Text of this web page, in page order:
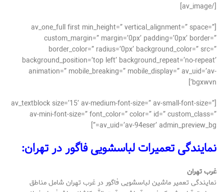
[/av_image]
[av_one_full first min_height=” vertical_alignment=” space=”
custom_margin=” margin=’0px’ padding=’0px’ border=”
border_color=” radius=’0px’ background_color=” src=”
background_position=’top left’ background_repeat=’no-repeat’
animation=” mobile_breaking=” mobile_display=” av_uid=’av-
bgxwvn’]
[av_textblock size=’15’ av-medium-font-size=” av-small-font-size=”
av-mini-font-size=” font_color=” color=” id=” custom_class=”
av_uid=’av-94eser’ admin_preview_bg=”]
نمایندگی تعمیرات لباسشویی فاگور در تهران:
غرب تهران
نمایندگی تعمیر ماشین لباسشویی فاگور در غرب تهرانشامل مناطق